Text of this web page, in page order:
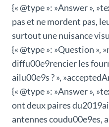
{« @type »: »Answer »,
pas et ne mordent pas,
surtout une nuisance
{« @type »: »Question »,
diffu00e9rencier les
ailu00e9s ? »,
{« @type »: »Answer »,
ont deux paires
antennes coudu00e9es,